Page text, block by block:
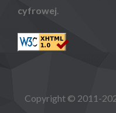
cyfrowej
Copyright © 2011-